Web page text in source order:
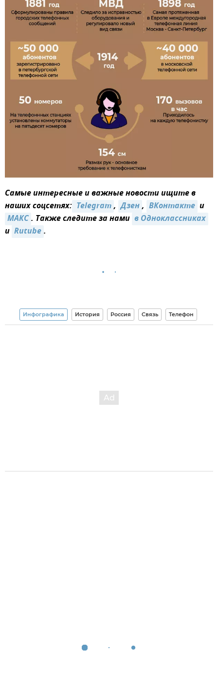
Самые интересные и важные новости ищите в
наших соцсетях: Telegram, Дзен, ВКонтакте и
MAКС. Также следите за нами в Одноклассниках
и Rutube.
Инфографика История Россия Связь Телефон